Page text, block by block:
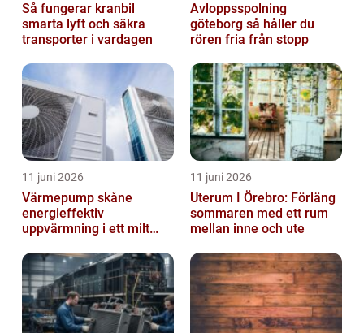
Så fungerar kranbil
smarta lyft och säkra
transporter i vardagen
Avloppsspolning
göteborg så håller du
rören fria från stopp
11 juni 2026
Värmepump skåne
energieffektiv
uppvärmning i ett milt
11 juni 2026
Uterum I Örebro: Förläng
sommaren med ett rum
mellan inne och ute